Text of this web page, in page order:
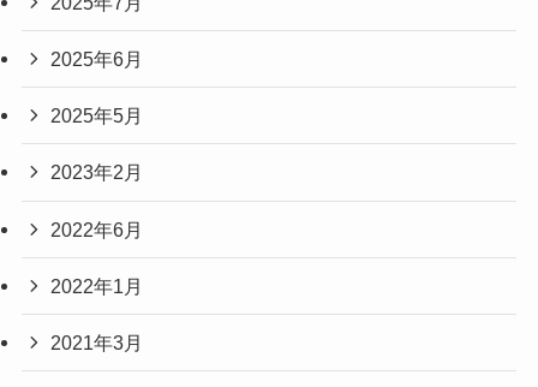
2025年6月
2025年5月
2023年2月
2022年6月
2022年1月
2021年3月